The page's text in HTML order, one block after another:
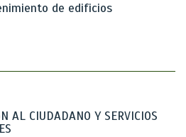
de edificios
AL CIUDADANO Y SERVICIOS